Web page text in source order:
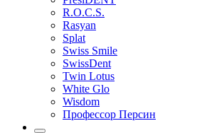
R.O.C.S.
Rasyan
Splat
Swiss Smile
SwissDent
Twin Lotus
White Glo
Wisdom
Профессор Персин